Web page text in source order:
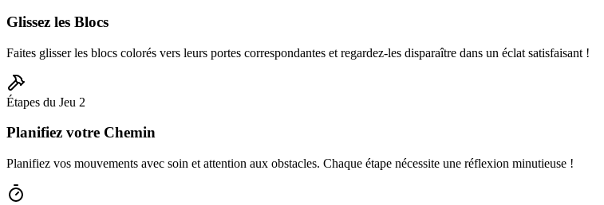
Glissez les Blocs
Faites glisser les blocs colorés vers leurs portes correspondantes et regardez-les disparaître dans un éclat satisfaisant !
Étapes du Jeu 2
Planifiez votre Chemin
Planifiez vos mouvements avec soin et attention aux obstacles. Chaque étape nécessite une réflexion minutieuse !